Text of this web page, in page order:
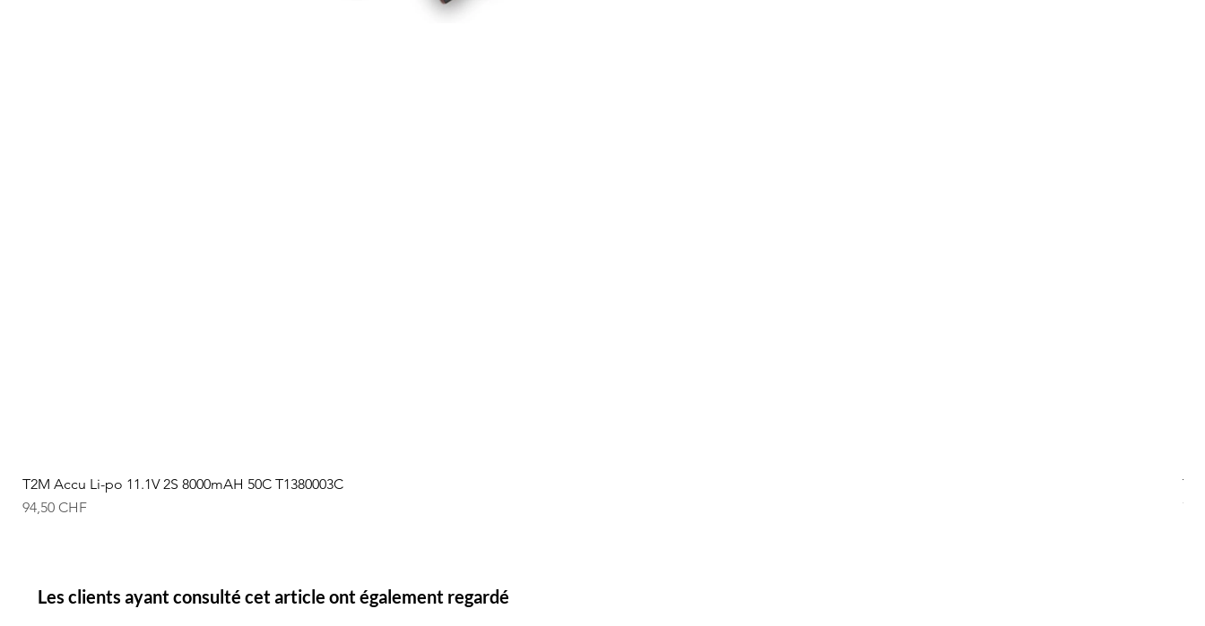
T2M Accu Li-po 11.1V 2S 8000mAH 50C T1380003C
Prix
94,50 CHF
Prix
Les clients ayant consulté cet article ont également regardé